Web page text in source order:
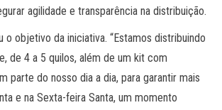
agilidade e transparência na distribuição.
o objetivo da iniciativa. “Estamos distribuindo
de 4 a 5 quilos, além de um kit com
parte do nosso dia a dia, para garantir mais
e na Sexta-feira Santa, um momento